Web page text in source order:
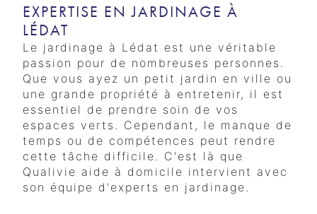
EXPERTISE EN JARDINAGE À
LÉDAT
Le jardinage à Lédat est une véritable
passion pour de nombreuses personnes.
Que vous ayez un petit jardin en ville ou
une grande propriété à entretenir, il est
essentiel de prendre soin de vos
espaces verts. Cependant, le manque de
temps ou de compétences peut rendre
cette tâche difficile. C'est là que
Qualivie aide à domicile intervient avec
son équipe d'experts en jardinage.